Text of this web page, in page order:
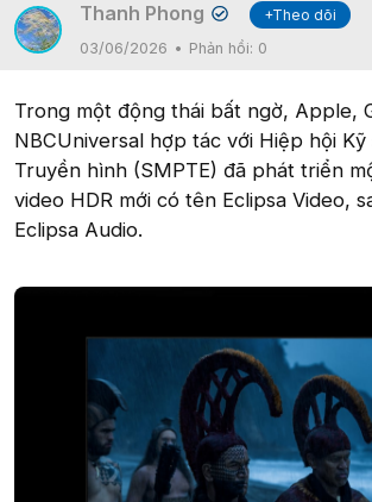
Thanh Phong ✔
+Theo dõi
03/06/2026
Phản hồi: 0
Trong một động thái bất ngờ, Apple,
NBCUniversal hợp tác với Hiệp hội
Truyền hình (SMPTE) đã phát triển
video HDR mới có tên Eclipsa Video,
Eclipsa Audio.